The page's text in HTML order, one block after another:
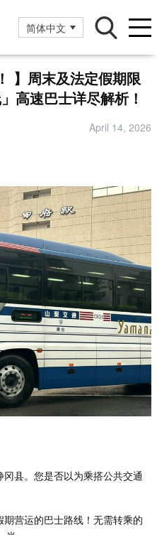
简体中文
】周末及法定假期限
高速巴士详尽解析！
April 14, 2026
县。您是否以为乘搭公共交通
营运的巴士路线！无需转乘的